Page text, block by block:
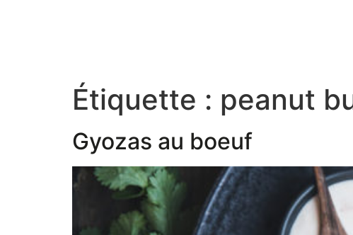
Étiquette : peanut
Gyozas au boeuf